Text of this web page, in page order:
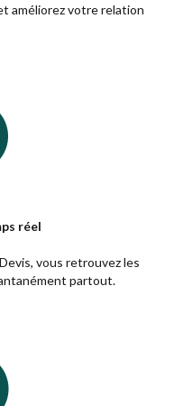
améliorez votre relation
réel
vous retrouvez les
partout.